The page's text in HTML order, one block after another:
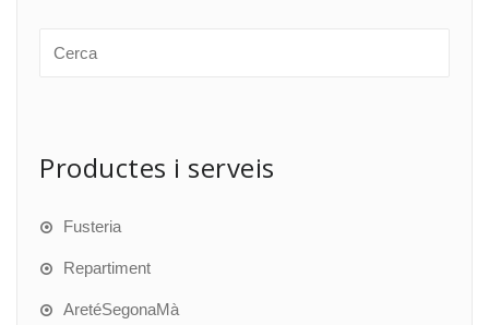
Productes i serveis
Fusteria
Repartiment
AretéSegonaMà